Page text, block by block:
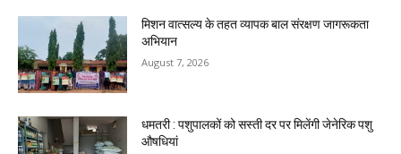
मिशन वात्सल्य के तहत व्यापक बाल संरक्षण जागरूकता
अभियान
August 7, 2026
धमतरी : पशुपालकों को सस्ती दर पर मिलेंगी जेनेरिक पशु
औषधियां